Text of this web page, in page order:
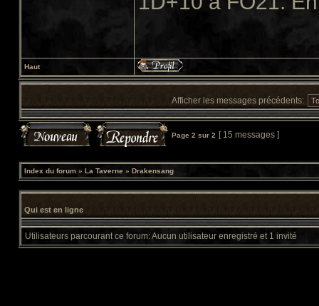
Haut
Afficher les messages précédents:
Page 2 sur 2 [ 15 messages ]
Index du forum » La Taverne » Drakensang
Qui est en ligne
Utilisateurs parcourant ce forum: Aucun utilisateur enregistré et 1 invité